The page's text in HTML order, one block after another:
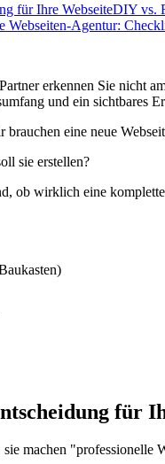
für Ihre WebseiteDIY vs.
Webseiten-Agentur:
erkennen Sie nicht
und ein sichtbares
brauchen eine neue
sie erstellen?
ob wirklich eine
für
sie machen "professionelle